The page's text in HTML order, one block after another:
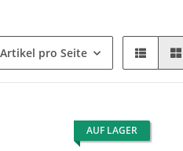
Artikel pro Seite
AUF LAGER